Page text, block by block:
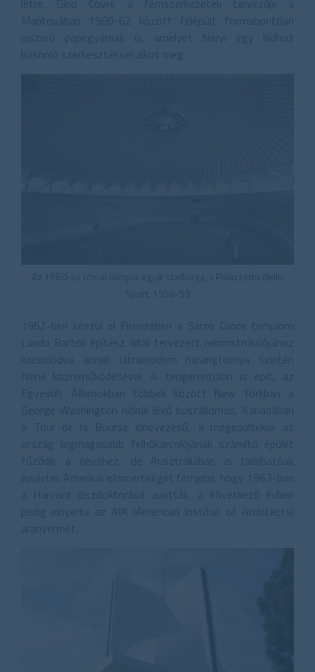
létre. Gino Covre a fémszerkezetek tervezője a
Mantovában 1960-62 között felépült formabontóan
újszerű papírgyárnak is, amelyet Nervi egy hídhoz
hasonló szerkesztéssel alkot meg.
Az 1960-as római olimpia egyik stadionja, a Palazzetto dello
Sport, 1958-59
1962-ben készül el Firenzében a Sacro Cuore templom
Lando Bartoli építész által tervezett rekonstrukciójához
kacsolódva annak ultramodern harangtornya szintén
Nervi közreműködésével. A tengerentúlon is épít, az
Egyesült Államokban többek között New Yorkban a
George Washington hídnál lévő buszállomás, Kanadában
a Tour de la Bourse elnevezésű, a megépültekor az
ország legmagasabb felhőkarcolójának számító épület
fűződik a nevéhez, de Ausztráliában is találhatóak
épületei. Amerikai elismertségét fémjelzi, hogy 1963-ban
a Harvard díszdoktorává avatták, a következő évben
pedig elnyerte az AIA (American Institut of Architects)
aranyérmét.